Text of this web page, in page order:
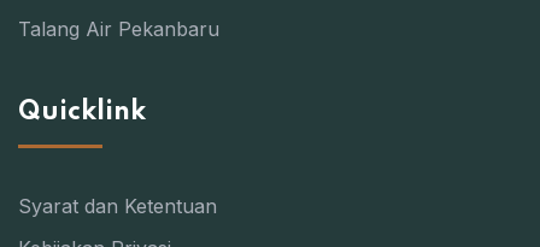
Talang Air Pekanbaru
Quicklink
Syarat dan Ketentuan